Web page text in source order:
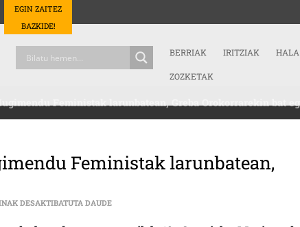
EGIN ZAITEZ
BAZKIDE!
BERRIAK IRITZIAK HALA
ZOZKETAK
Feministak larunbatean, Greba Orokorrarekin bat
Feministak larunbatean,
DESAKTIBATUTA DAUDEGASTEIZKO KALEAK HARTUKO DITU